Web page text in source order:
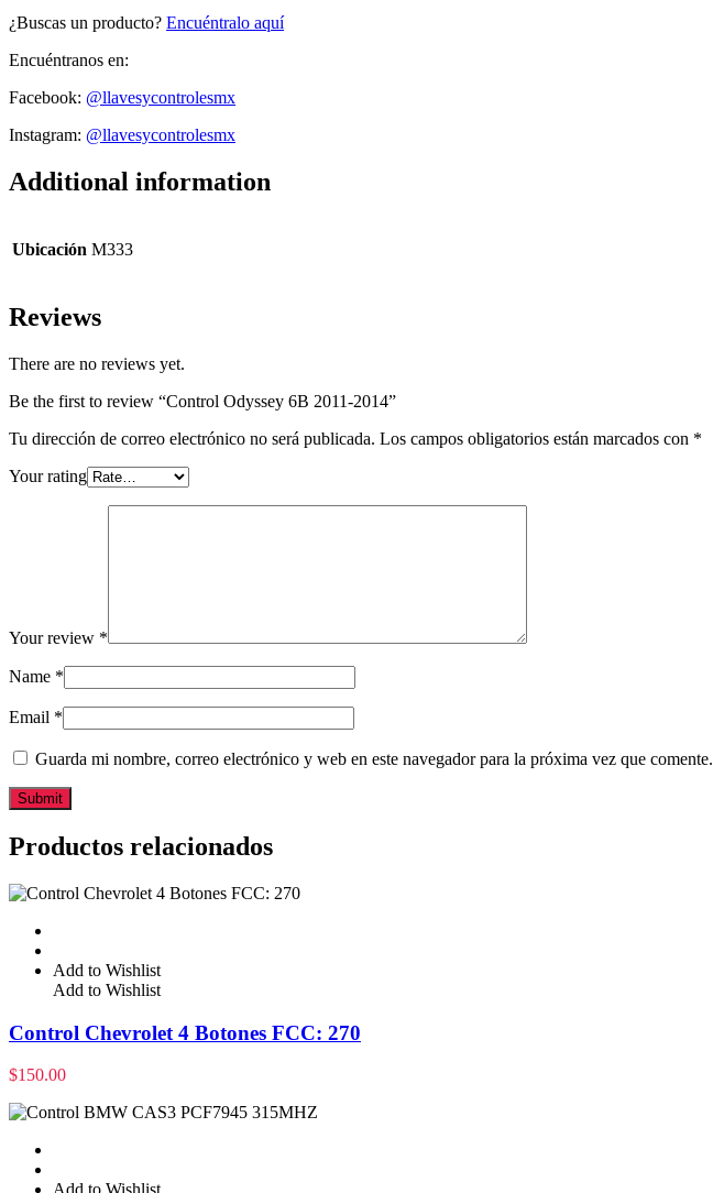
¿Buscas un producto? Encuéntralo aquí
Encuéntranos en:
Facebook: @llavesycontrolesmx
Instagram: @llavesycontrolesmx
Additional information
Ubicación M333
Reviews
There are no reviews yet.
Be the first to review “Control Odyssey 6B 2011-2014”
Tu dirección de correo electrónico no será publicada. Los campos obligatorios están marcados con *
Your rating
Your review *
Name *
Email *
Guarda mi nombre, correo electrónico y web en este navegador para la próxima vez que comente.
Productos relacionados
Add to Wishlist
Add to Wishlist
Control Chevrolet 4 Botones FCC: 270
$150.00